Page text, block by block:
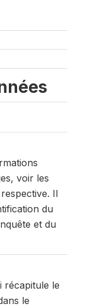
voir les
Il
du
et du
récapitule le
le